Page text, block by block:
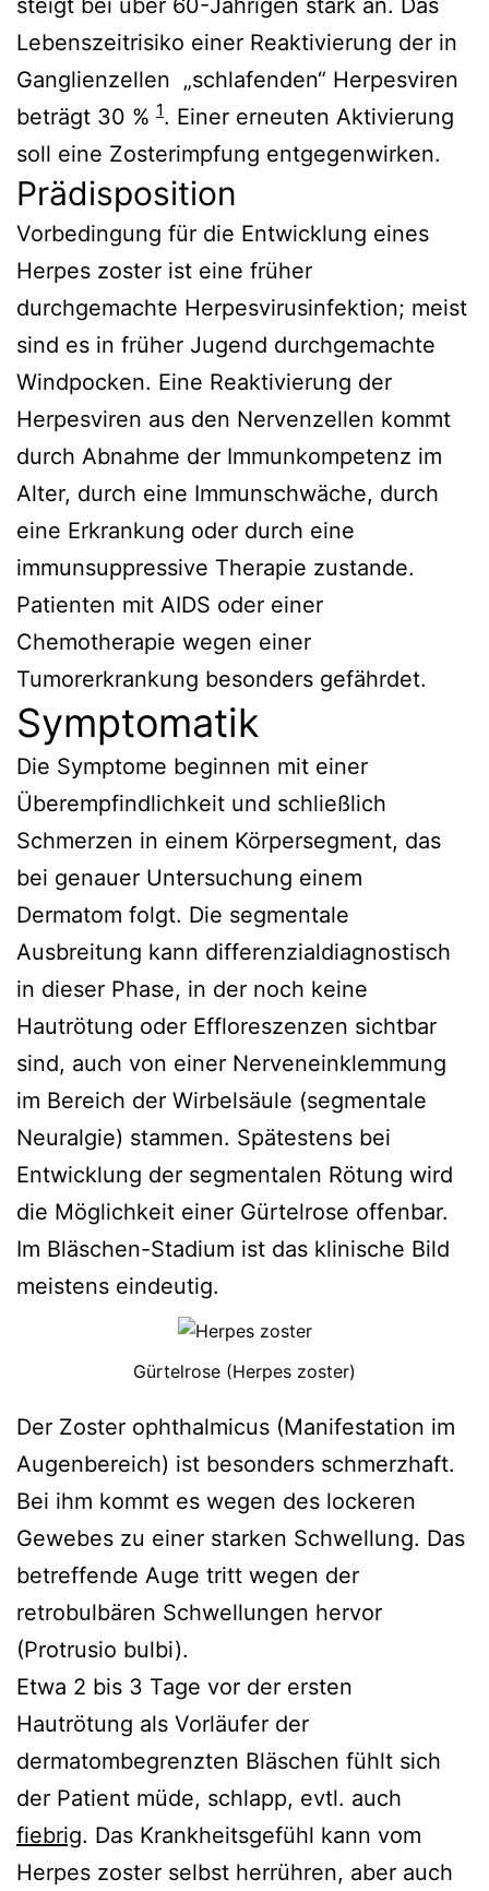
Lebenszeitrisiko einer Reaktivierung der in
Ganglienzellen „schlafenden“ Herpesviren
beträgt 30 % 1. Einer erneuten Aktivierung
soll eine Zosterimpfung entgegenwirken.
Prädisposition
Vorbedingung für die Entwicklung eines
Herpes zoster ist eine früher
durchgemachte Herpesvirusinfektion; meist
sind es in früher Jugend durchgemachte
Windpocken. Eine Reaktivierung der
Herpesviren aus den Nervenzellen kommt
durch Abnahme der Immunkompetenz im
Alter, durch eine Immunschwäche, durch
eine Erkrankung oder durch eine
immunsuppressive Therapie zustande.
Patienten mit AIDS oder einer
Chemotherapie wegen einer
Tumorerkrankung besonders gefährdet.
Symptomatik
Die Symptome beginnen mit einer
Überempfindlichkeit und schließlich
Schmerzen in einem Körpersegment, das
bei genauer Untersuchung einem
Dermatom folgt. Die segmentale
Ausbreitung kann differenzialdiagnostisch
in dieser Phase, in der noch keine
Hautrötung oder Effloreszenzen sichtbar
sind, auch von einer Nerveneinklemmung
im Bereich der Wirbelsäule (segmentale
Neuralgie) stammen. Spätestens bei
Entwicklung der segmentalen Rötung wird
die Möglichkeit einer Gürtelrose offenbar.
Im Bläschen-Stadium ist das klinische Bild
meistens eindeutig.
Gürtelrose (Herpes zoster)
Der Zoster ophthalmicus (Manifestation im
Augenbereich) ist besonders schmerzhaft.
Bei ihm kommt es wegen des lockeren
Gewebes zu einer starken Schwellung. Das
betreffende Auge tritt wegen der
retrobulbären Schwellungen hervor
(Protrusio bulbi).
Etwa 2 bis 3 Tage vor der ersten
Hautrötung als Vorläufer der
dermatombegrenzten Bläschen fühlt sich
der Patient müde, schlapp, evtl. auch
fiebrig. Das Krankheitsgefühl kann vom
Herpes zoster selbst herrühren, aber auch